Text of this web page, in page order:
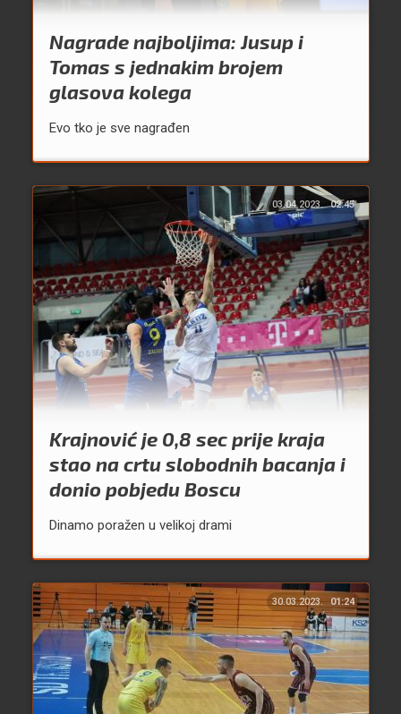
Nagrade najboljima: Jusup i
Tomas s jednakim brojem
glasova kolega
Evo tko je sve nagrađen
03.04.2023. 02:45
Krajnović je 0,8 sec prije kraja
stao na crtu slobodnih bacanja i
donio pobjedu Boscu
Dinamo poražen u velikoj drami
30.03.2023. 01:24